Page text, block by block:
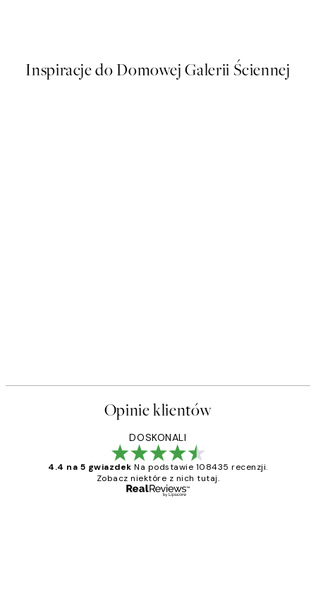
Inspiracje do Domowej Galerii Ściennej
Opinie klientów
DOSKONALI
4.4 na 5 gwiazdek Na podstawie 108435 recenzji.
Zobacz niektóre z nich tutaj.